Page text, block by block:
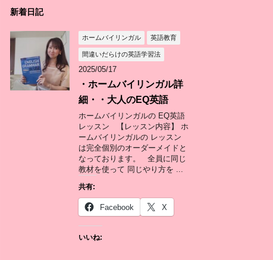
新着日記
ホームバイリンガル 英語教育
間違いだらけの英語学習法
2025/05/17
・ホームバイリンガル詳
細・・大人のEQ英語
ホームバイリンガルの EQ英語
レッスン 【レッスン内容】 ホ
ームバイリンガルの レッスン
は完全個別のオーダーメイドと
なっております。 全員に同じ
教材を使って 同じやり方を ...
共有:
Facebook X
いいね: